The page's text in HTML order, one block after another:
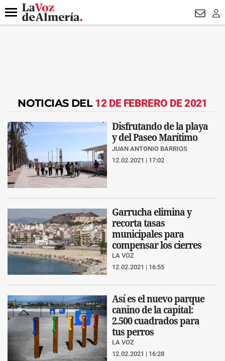
DESTACADO
Menú
NOTICIAS DEL 12 DE FEBRERO DE 2021
Disfrutando de la playa
y del Paseo Marítimo
JUAN ANTONIO BARRIOS
12.02.2021 | 17:02
Garrucha elimina y
recorta tasas
municipales para
compensar los cierres
LA VOZ
12.02.2021 | 16:55
Así es el nuevo parque
canino de la capital:
2.500 cuadrados para
tus perros
LA VOZ
12.02.2021 | 16:28